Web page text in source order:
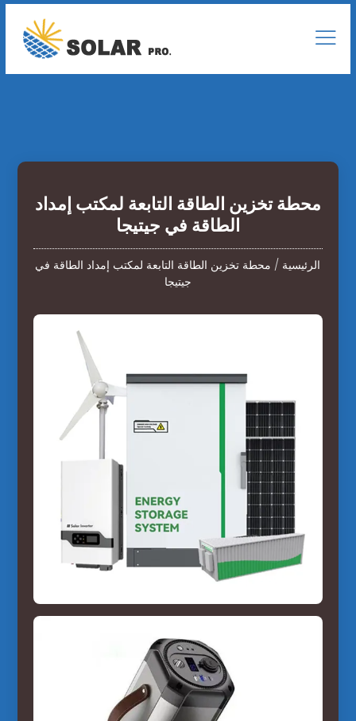
محطة تخزين الطاقة التابعة لمكتب إمداد
الطاقة في جيتيجا
الرئيسية / محطة تخزين الطاقة التابعة لمكتب إمداد الطاقة في
جيتيجا